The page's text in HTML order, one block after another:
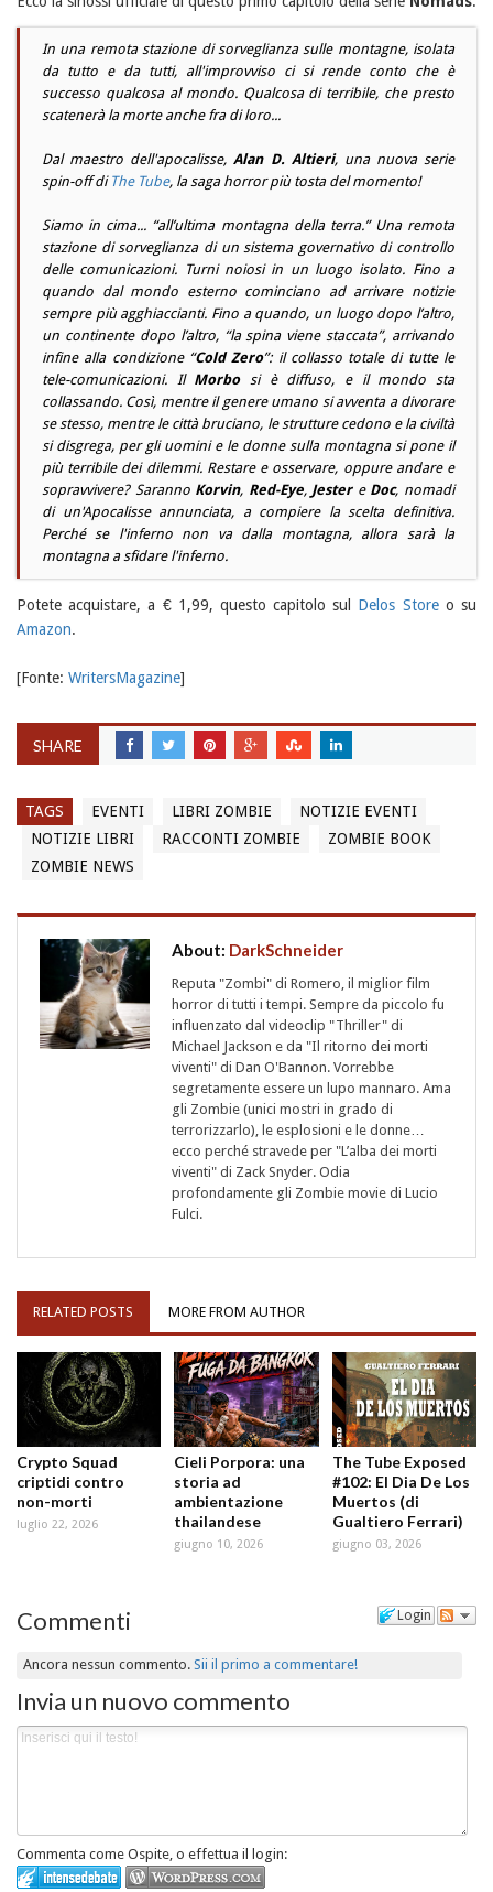
In una remota stazione di sorveglianza sulle montagne, isolata
da tutto e da tutti, all'improvviso ci si rende conto che è
successo qualcosa al mondo. Qualcosa di terribile, che presto
scatenerà la morte anche fra di loro...
Dal maestro dell'apocalisse,Alan D. Altieri, una nuova serie
spin-offdi The Tube, la saga horror più tosta del momento!
Siamo in cima... “all’ultima montagna della terra.” Una remota
stazione di sorveglianza di un sistema governativo di controllo
delle comunicazioni. Turni noiosi in un luogo isolato. Fino a
quando dal mondo esterno cominciano ad arrivare notizie
sempre più agghiaccianti. Fino a quando, un luogo dopo l’altro,
un continente dopo l’altro, “la spina viene staccata”, arrivando
infine alla condizione “Cold Zero”: il collasso totale di tutte le
tele-comunicazioni. Il Morbosi è diffuso, e il mondo sta
collassando. Così, mentre il genere umano si avventa a divorare
se stesso, mentre le città bruciano, le strutture cedono e la civiltà
si disgrega, per gli uomini e le donne sulla montagna si pone il
più terribile dei dilemmi. Restare e osservare, oppure andare e
sopravvivere? Saranno Korvin, Red-Eye, Jestere Doc, nomadi
di un'Apocalisse annunciata, a compiere la scelta definitiva.
Perché se l'inferno non va dalla montagna, allora sarà la
montagna a sfidare l'inferno.
Potete acquistare, a € 1,99, questo capitolo sul Delos Storeo su
Amazon.
[Fonte: WritersMagazine]
SHARE
TAGS EVENTI LIBRI ZOMBIE
NOTIZIE EVENTI
NOTIZIE LIBRI
RACCONTI ZOMBIE
ZOMBIE BOOK
ZOMBIE NEWS
About: DarkSchneider
Reputa "Zombi" di Romero, il miglior film
horror di tutti i tempi. Sempre da piccolo fu
influenzato dal videoclip "Thriller" di
Michael Jackson e da "Il ritorno dei morti
viventi" di Dan O'Bannon. Vorrebbe
segretamente essere un lupo mannaro. Ama
gli Zombie (unici mostri in grado di
terrorizzarlo), le esplosioni e le donne…
ecco perché stravede per "L’alba dei morti
viventi" di Zack Snyder. Odia
profondamente gli Zombie movie di Lucio
Fulci.
RELATED POSTS MORE FROM AUTHOR
Crypto Squad
criptidi contro
non-morti
luglio 22, 2026
Cieli Porpora: una
storia ad
ambientazione
thailandese
giugno 10, 2026
The Tube Exposed
#102: El Dia De Los
Muertos (di
Gualtiero Ferrari)
giugno 03, 2026
Login
Commenti
Ancora nessun commento.Sii il primo a commentare!
Invia un nuovo commento
Commenta come Ospite, o effettua il login: